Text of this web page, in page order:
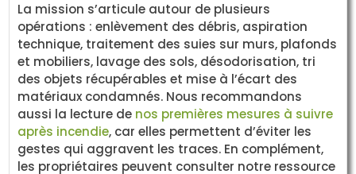
La mission s’articule autour de plusieurs
opérations : enlèvement des débris, aspiration
technique, traitement des suies sur murs, plafonds
et mobiliers, lavage des sols, désodorisation, tri
des objets récupérables et mise à l’écart des
matériaux condamnés. Nous recommandons
aussi la lecture de nos premières mesures à suivre
après incendie, car elles permettent d’éviter les
gestes qui aggravent les traces. En complément,
les propriétaires peuvent consulter notre ressource